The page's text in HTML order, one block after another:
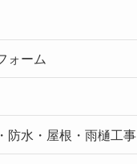
ォーム
防水・屋根・雨樋工事